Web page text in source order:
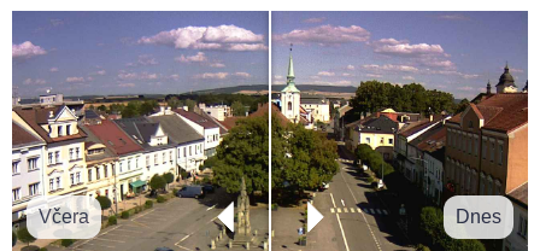
Včera Dnes